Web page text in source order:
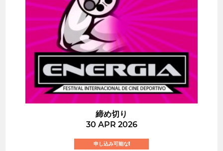
締め切り
30 APR 2026
申し込み可能な!